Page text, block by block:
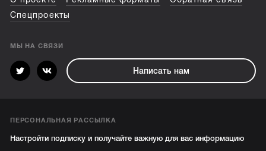
Спецпроекты
МЫ НА СВЯЗИ
Написать нам
ПЕРСОНАЛЬНАЯ РАССЫЛКА
Настройти подписку и получайте важную для вас информацию